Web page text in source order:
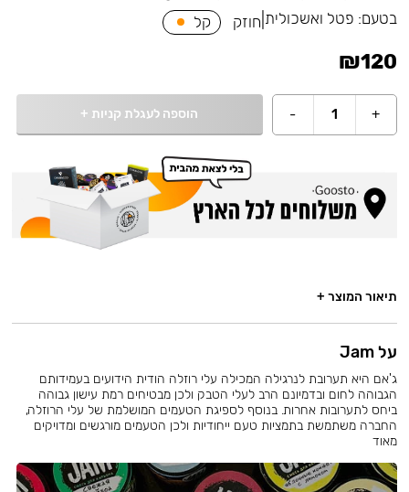
בטעם: פטל ואשכולית חוזק קל
₪120
+
1
- הוספה לעגלת קניות +
תיאור המוצר +
על Jam
ג'אם היא תערובת לנרגילה המכילה עלי רוזלה הודית הידועים בעמידותם
הגבוהה לחום ובדמיונם הרב לעלי הטבק ולכן מבטיחים רמת עישון גבוהה
ביחס לתערובות אחרות. בנוסף לספיגת הטעמים המושלמת של עלי הרוזלה,
החברה משתמשת בתמציות טעם ייחודיות ולכן הטעמים מורגשים ומדויקים
מאוד